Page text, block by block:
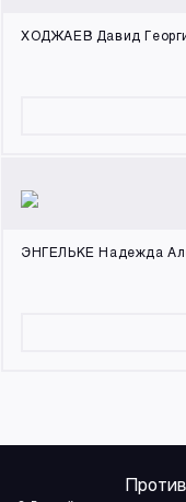
ХОДЖАЕВ Давид
ЭНГЕЛЬКЕ Надежда